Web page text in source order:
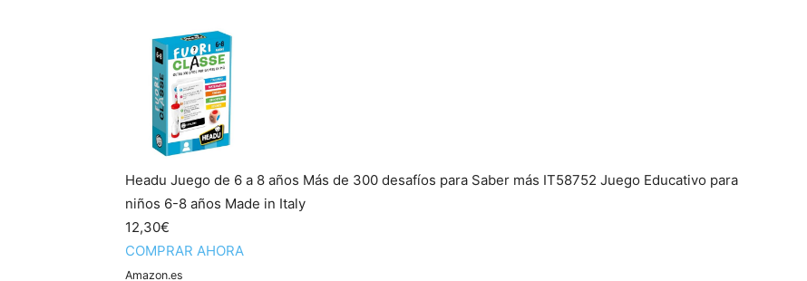
Headu Juego de 6 a 8 años Más de 300 desafíos para Saber más IT58752 Juego Educativo para
niños 6-8 años Made in Italy
12,30€
COMPRAR AHORA
Amazon.es